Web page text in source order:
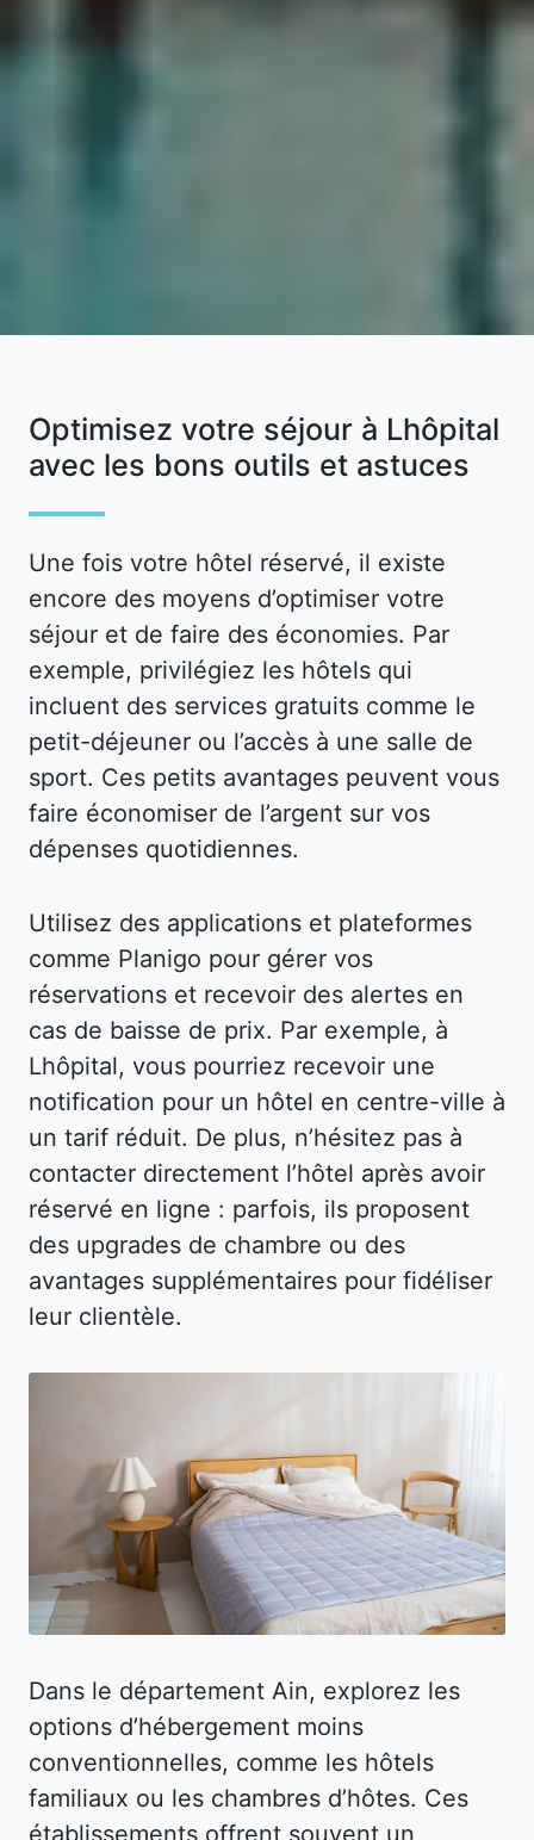
Optimisez votre séjour à Lhôpital
avec les bons outils et astuces
Une fois votre hôtel réservé, il existe
encore des moyens d’optimiser votre
séjour et de faire des économies. Par
exemple, privilégiez les hôtels qui
incluent des services gratuits comme le
petit-déjeuner ou l’accès à une salle de
sport. Ces petits avantages peuvent vous
faire économiser de l’argent sur vos
dépenses quotidiennes.
Utilisez des applications et plateformes
comme Planigo pour gérer vos
réservations et recevoir des alertes en
cas de baisse de prix. Par exemple, à
Lhôpital, vous pourriez recevoir une
notification pour un hôtel en centre-ville à
un tarif réduit. De plus, n’hésitez pas à
contacter directement l’hôtel après avoir
réservé en ligne : parfois, ils proposent
des upgrades de chambre ou des
avantages supplémentaires pour fidéliser
leur clientèle.
Dans le département Ain, explorez les
options d’hébergement moins
conventionnelles, comme les hôtels
familiaux ou les chambres d’hôtes. Ces
établissements offrent souvent un